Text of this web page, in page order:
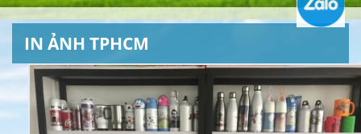
…
IN ẢNH TPHCM